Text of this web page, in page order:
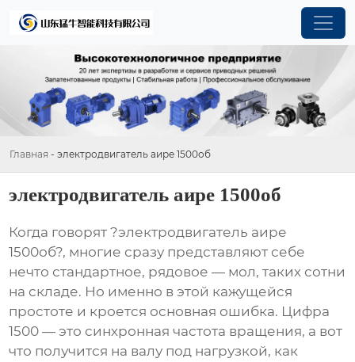
Главная - электродвигатель аире 1500об
электродвигатель аире 1500об
Когда говорят ?электродвигатель аире
1500об?, многие сразу представляют себе
нечто стандартное, рядовое — мол, таких сотни
на складе. Но именно в этой кажущейся
простоте и кроется основная ошибка. Цифра
1500 — это синхронная частота вращения, а вот
что получится на валу под нагрузкой, как